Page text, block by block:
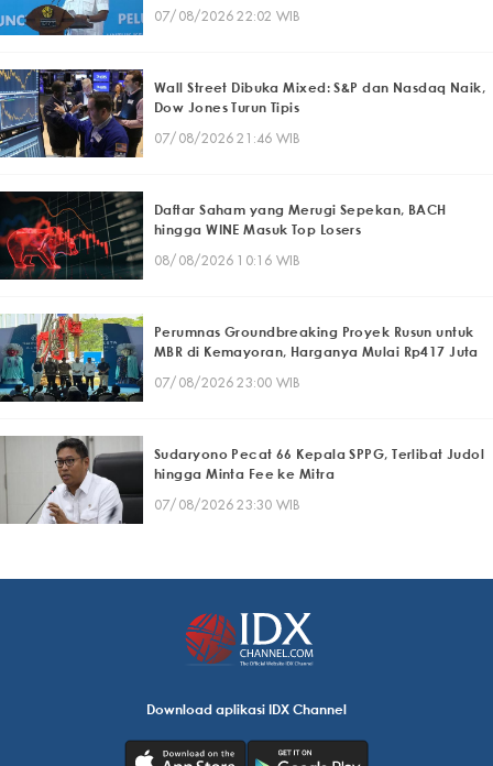
07/08/2026 22:02 WIB
Wall Street Dibuka Mixed: S&P dan Nasdaq Naik,
Dow Jones Turun Tipis
07/08/2026 21:46 WIB
Daftar Saham yang Merugi Sepekan, BACH
hingga WINE Masuk Top Losers
08/08/2026 10:16 WIB
Perumnas Groundbreaking Proyek Rusun untuk
MBR di Kemayoran, Harganya Mulai Rp417 Juta
07/08/2026 23:00 WIB
Sudaryono Pecat 66 Kepala SPPG, Terlibat Judol
hingga Minta Fee ke Mitra
07/08/2026 23:30 WIB
Download aplikasi IDX Channel